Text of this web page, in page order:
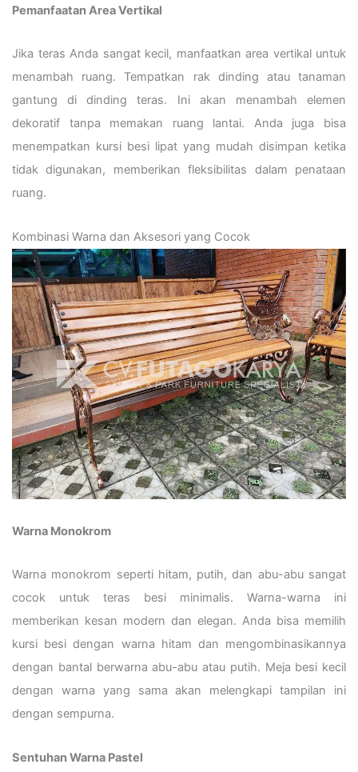
Pemanfaatan Area Vertikal
Jika teras Anda sangat kecil, manfaatkan area vertikal untuk
menambah ruang. Tempatkan rak dinding atau tanaman
gantung di dinding teras. Ini akan menambah elemen
dekoratif tanpa memakan ruang lantai. Anda juga bisa
menempatkan kursi besi lipat yang mudah disimpan ketika
tidak digunakan, memberikan fleksibilitas dalam penataan
ruang.
Kombinasi Warna dan Aksesori yang Cocok
Warna Monokrom
Warna monokrom seperti hitam, putih, dan abu-abu sangat
cocok untuk teras besi minimalis. Warna-warna ini
memberikan kesan modern dan elegan. Anda bisa memilih
kursi besi dengan warna hitam dan mengombinasikannya
dengan bantal berwarna abu-abu atau putih. Meja besi kecil
dengan warna yang sama akan melengkapi tampilan ini
dengan sempurna.
Sentuhan Warna Pastel